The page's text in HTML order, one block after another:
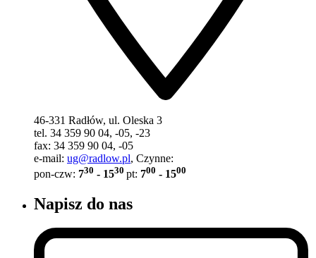
46-331 Radłów, ul. Oleska 3
tel. 34 359 90 04, -05, -23
fax: 34 359 90 04, -05
e-mail: ug@radlow.pl, Czynne:
pon-czw: 730 - 1530 pt: 700 - 1500
Napisz do nas